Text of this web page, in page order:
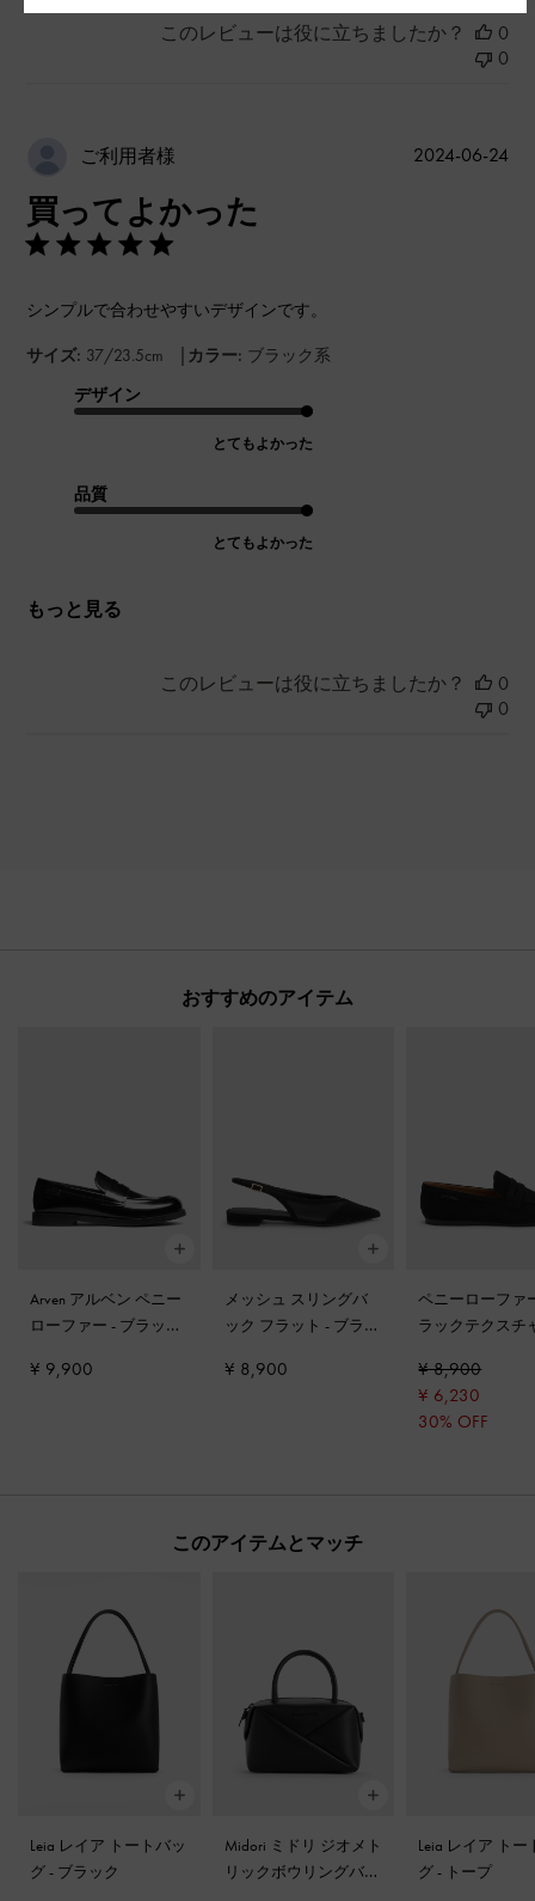
このレビューは役に立ちましたか？
0
0
ご利用者様
買ってよかった
シンプルで合わせやすいデザインです。
サイズ: 37/23.5cm | カラー: ブラック系
デザイン
とてもよかった
品質
とてもよかった
もっと見る
公
2024-06-24
このレビューは役に立ちましたか？
0
0
おすすめのアイテム
Arven アルベン ペニー
ローファー - ブラック
¥ 9,900
メッシュ スリングバ
ック フラット - ブラッ
¥ 8,900
ペニーローファ
ラックテクスチ
¥ 8,900
¥ 6,230
30% OFF
このアイテムとマッチ
Leia レイア トートバッ
グ- ブラック
Midori ミドリ ジオメト
リックボウリングバッ
Leia レイア トー
グ- トープ